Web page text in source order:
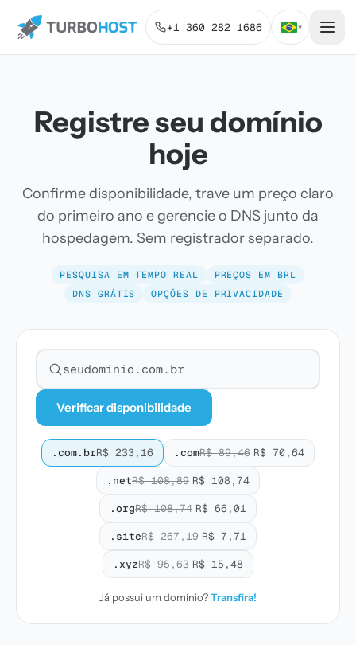
+1 360 282 1686 ▾
Registre seu domínio
hoje
Confirme disponibilidade, trave um preço claro
do primeiro ano e gerencie o DNS junto da
hospedagem. Sem registrador separado.
PESQUISA EM TEMPO REAL
PREÇOS EM BRL
DNS GRÁTIS
OPÇÕES DE PRIVACIDADE
Pesquisar domínio
Verificar disponibilidade
.com.brR$ 233,16 .comR$ 89,46 R$ 70,64
.netR$ 108,89 R$ 108,74
.orgR$ 108,74 R$ 66,01
.siteR$ 267,19 R$ 7,71
.xyzR$ 95,63 R$ 15,48
Já possui um domínio?Transfira!